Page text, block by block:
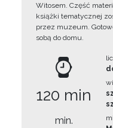
Witosem. Część
książki tematycznej
przez muzeum.
sobą do domu.
120 min
min.